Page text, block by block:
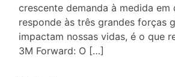
crescente demanda à medida em
responde às três grandes forças
impactam nossas vidas, é o que
3M Forward: O […]